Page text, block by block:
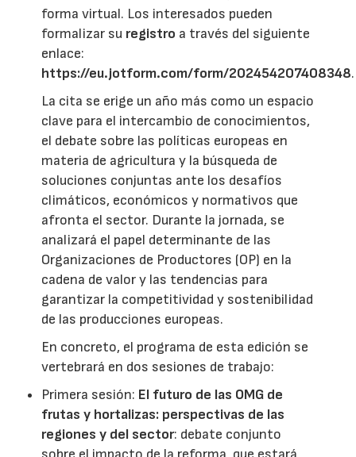
forma virtual. Los interesados pueden
formalizar su registro a través del siguiente
enlace:
https://eu.jotform.com/form/202454207408348.
La cita se erige un año más como un espacio
clave para el intercambio de conocimientos,
el debate sobre las políticas europeas en
materia de agricultura y la búsqueda de
soluciones conjuntas ante los desafíos
climáticos, económicos y normativos que
afronta el sector. Durante la jornada, se
analizará el papel determinante de las
Organizaciones de Productores (OP) en la
cadena de valor y las tendencias para
garantizar la competitividad y sostenibilidad
de las producciones europeas.
En concreto, el programa de esta edición se
vertebrará en dos sesiones de trabajo:
Primera sesión: El futuro de las OMG de
frutas y hortalizas: perspectivas de las
regiones y del sector: debate conjunto